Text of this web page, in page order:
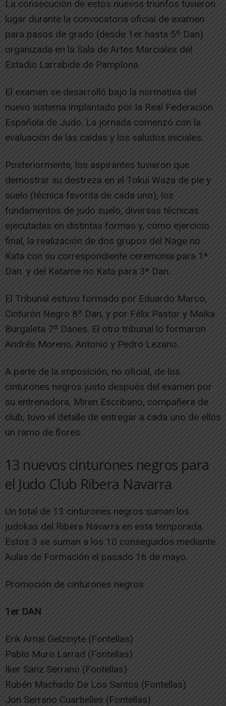
La consecución de estos nuevos triunfos tuvieron
lugar durante la convocatoria oficial de examen
para pasos de grado (desde 1er hasta 5º Dan)
organizada en la Sala de Artes Marciales del
Estadio Larrabide de Pamplona.
El examen se desarrolló bajo la normativa del
nuevo sistema implantado por la Real Federación
Española de Judo. La jornada comenzó con la
evaluación de las caídas y los saludos iniciales.
Posteriormente, los aspirantes tuvieron que
demostrar su destreza en el Tokui Waza de pie y
suelo (técnica favorita de cada uno), los
fundamentos de judo suelo, diversas técnicas
ejecutadas en distintas formas y, como ejercicio
final, la realización de dos grupos del Nage no
Kata con su correspondiente ceremonia para 1*
Dan. y del Katame no Kata para 3* Dan.
El Tribunal estuvo formado por Eduardo Marco,
Cinturón Negro 8º Dan, y por Félix Pastor y Maika
Burgaleta 7º Danes. El otro tribunal lo formaron
Andrés Moreno, Antonio y Pedro Lezano.
A parte de la imposición, no oficial, de los
cinturones negros justo después del examen por
su entrenadora, Miren Escribano, compañera de
club, tuvo el detalle de entregar a cada uno de ellos
un ramo de flores.
13 nuevos cinturones negros para
el Judo Club Ribera Navarra
Un total de 13 cinturones negros suman los
judokas del Ribera Navarra en esta temporada.
Estos 3 se suman a los 10 conseguidos mediante
Aulas de Formación el pasado 16 de mayo.
Promoción de cinturones negros
1er DAN
Erik Arnal Gelzinyte (Fontellas)
Pablo Muro Larrad (Fontellas)
Iker Sanz Serrano (Fontellas)
Rubén Machado De Los Santos (Fontellas)
Jon Serrano Cuartielles (Fontellas)